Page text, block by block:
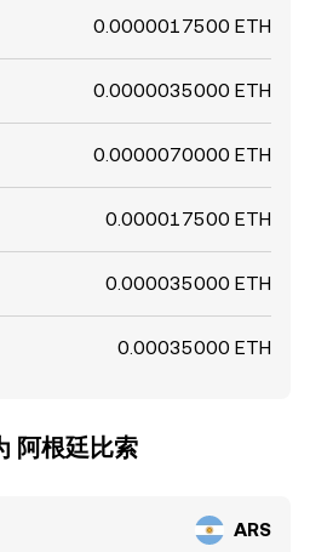
0.0000017500 ETH
0.0000035000 ETH
0.0000070000 ETH
0.000017500 ETH
0.000035000 ETH
0.00035000 ETH
阿根廷比索
ARS